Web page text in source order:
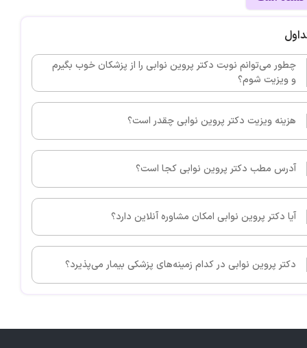
چطور می‌توانم نوبت دکتر پروین نوابی را از پزشکان خوب بگیرم
و ویزیت شوم؟
هزینه ویزیت دکتر پروین نوابی چقدر است؟
آدرس مطب دکتر پروین نوابی کجا است؟
آیا دکتر پروین نوابی امکان مشاوره آنلاین دارد؟
دکتر پروین نوابی در کدام زمینه‌های پزشکی بیمار می‌پذیرد؟